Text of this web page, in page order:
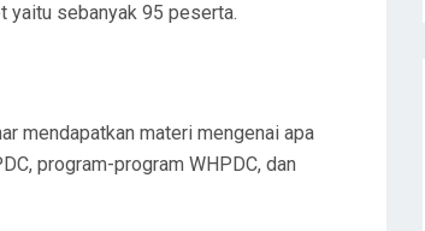
yaitu sebanyak 95 peserta.
mendapatkan materi mengenai apa
program-program WHPDC, dan